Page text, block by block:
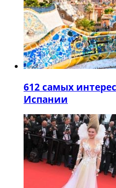
612 самых
Испании